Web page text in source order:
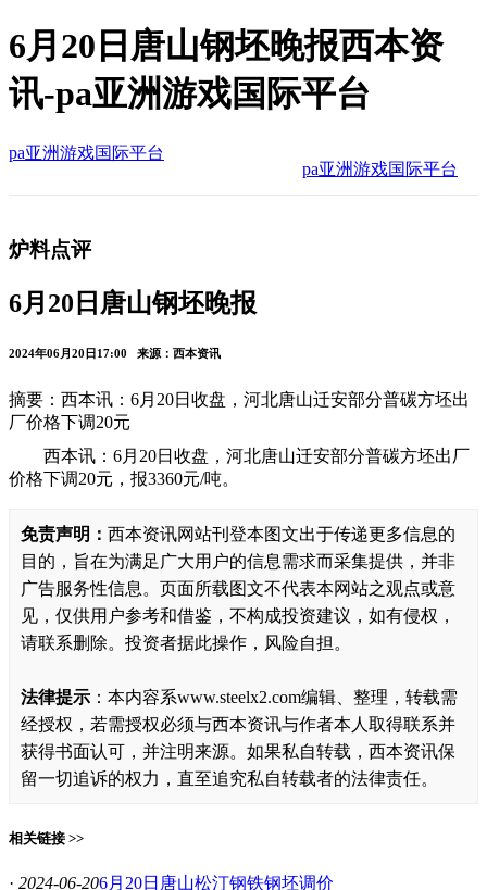
6月20日唐山钢坯晚报西本资
讯-pa亚洲游戏国际平台
pa亚洲游戏国际平台
pa亚洲游戏国际平台
炉料点评
6月20日唐山钢坯晚报
2024年06月20日17:00 来源：西本资讯
摘要：西本讯：6月20日收盘，河北唐山迁安部分普碳方坯出
厂价格下调20元
西本讯：6月20日收盘，河北唐山迁安部分普碳方坯出厂
价格下调20元，报3360元/吨。
免责声明： 西本资讯网站刊登本图文出于传递更多信息的
目的，旨在为满足广大用户的信息需求而采集提供，并非
广告服务性信息。页面所载图文不代表本网站之观点或意
见，仅供用户参考和借鉴，不构成投资建议，如有侵权，
请联系删除。投资者据此操作，风险自担。
法律提示 ：本内容系www.steelx2.com编辑、整理，转载需
经授权，若需授权必须与西本资讯与作者本人取得联系并
获得书面认可，并注明来源。如果私自转载，西本资讯保
留一切追诉的权力，直至追究私自转载者的法律责任。
相关链接 >>
· 2024-06-206月20日唐山松汀钢铁钢坯调价